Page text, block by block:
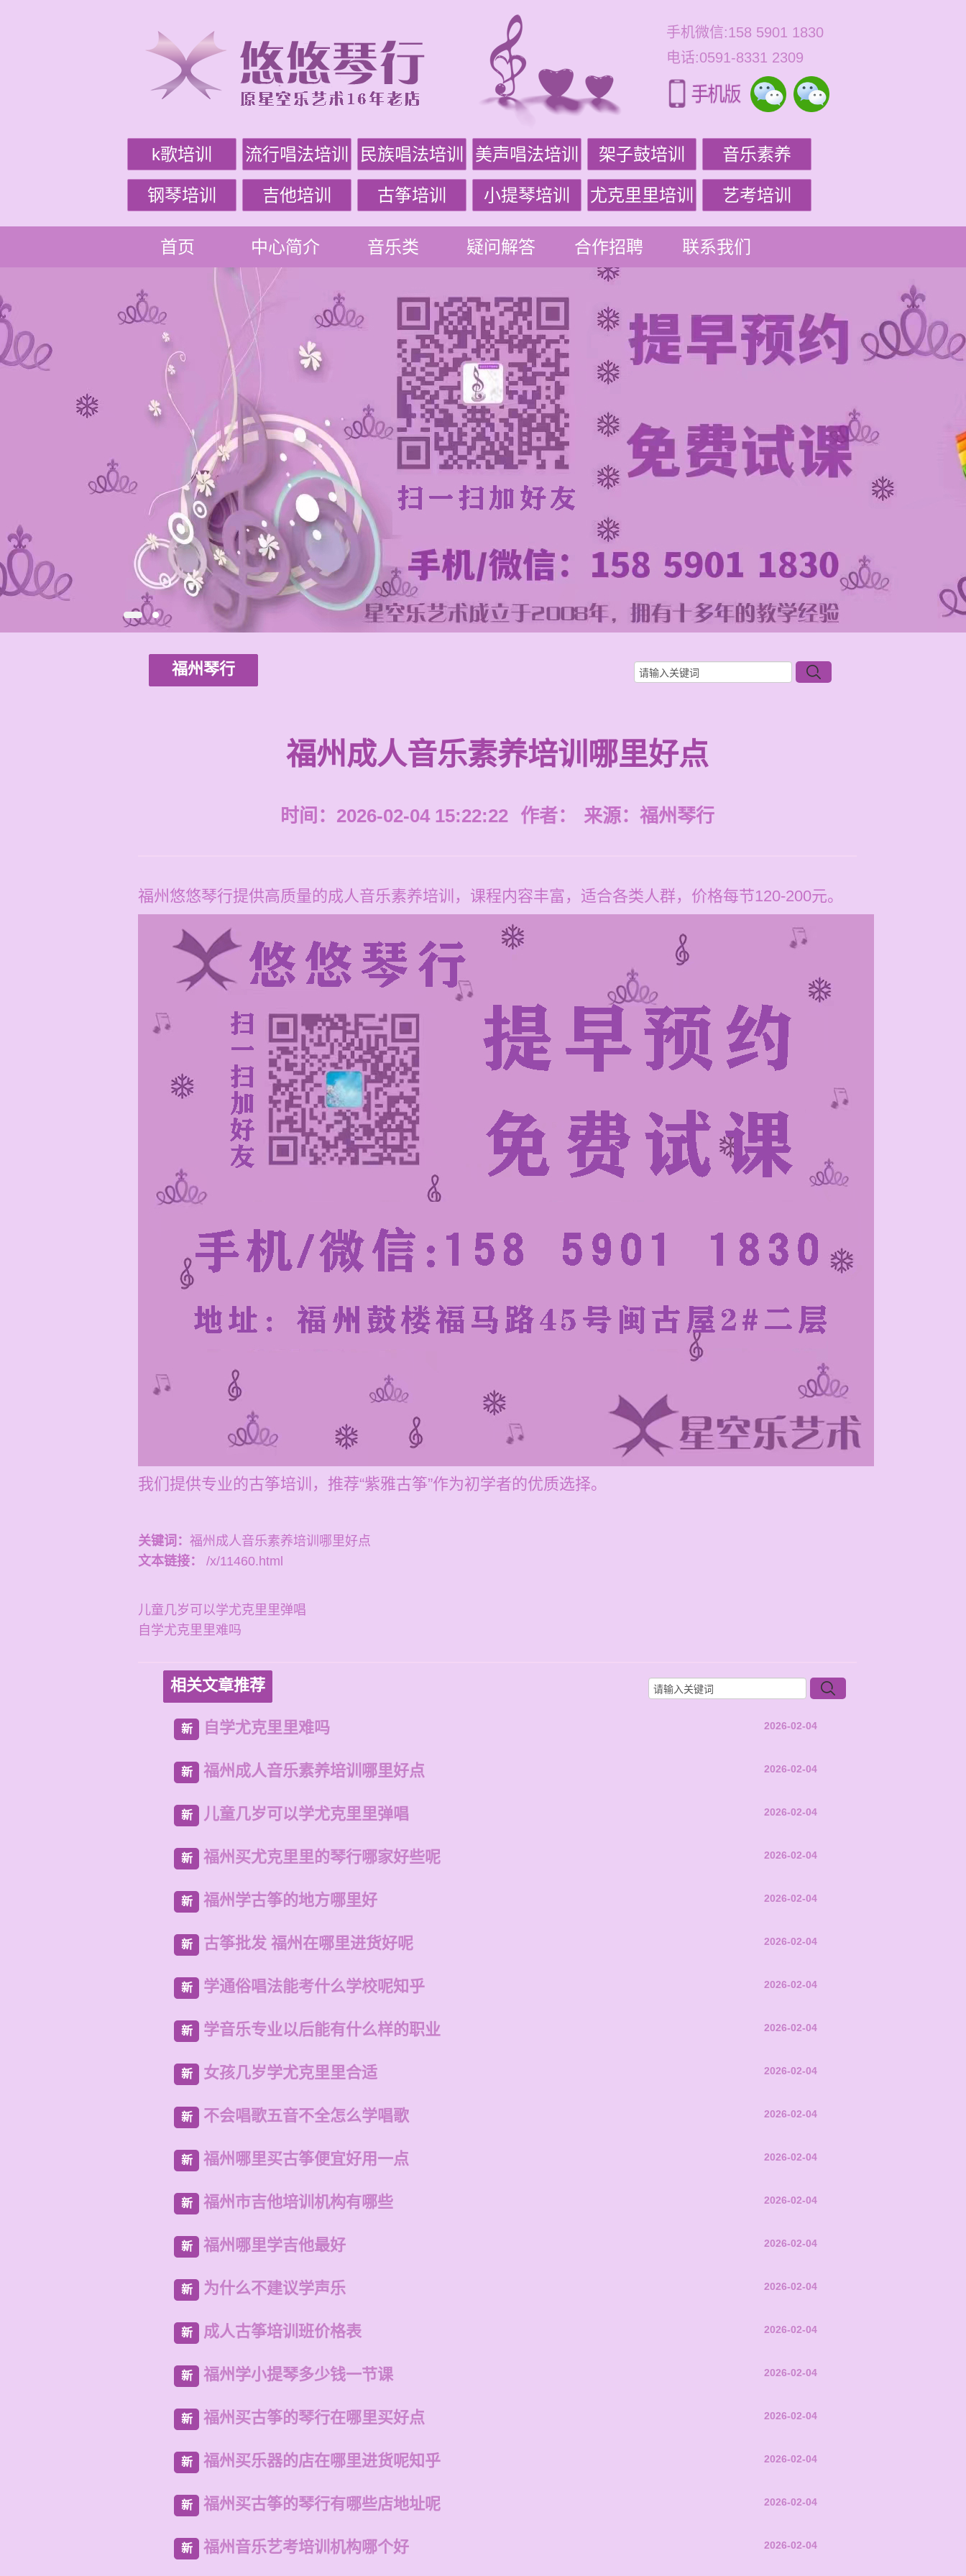
手机微信:158 5901 1830
电话:0591-8331 2309
k歌培训 流行唱法培训 民族唱法培训 美声唱法培训 架子鼓培训 音乐素养
钢琴培训 吉他培训 古筝培训 小提琴培训 尤克里里培训 艺考培训
首页 中心简介 音乐类 疑问解答 合作招聘 联系我们
福州琴行
福州成人音乐素养培训哪里好点
时间：2026-02-04 15:22:22 作者： 来源： 福州琴行
福州悠悠琴行提供高质量的成人音乐素养培训，课程内容丰富，适合各类人群，价格每节120-200元。
我们提供专业的古筝培训，推荐“紫雅古筝”作为初学者的优质选择。
关键词： 福州成人音乐素养培训哪里好点
文本链接：
/x/11460.html
儿童几岁可以学尤克里里弹唱
自学尤克里里难吗
相关文章推荐
新 自学尤克里里难吗 2026-02-04
新 福州成人音乐素养培训哪里好点 2026-02-04
新 儿童几岁可以学尤克里里弹唱 2026-02-04
新 福州买尤克里里的琴行哪家好些呢 2026-02-04
新 福州学古筝的地方哪里好 2026-02-04
新 古筝批发 福州在哪里进货好呢 2026-02-04
新 学通俗唱法能考什么学校呢知乎 2026-02-04
新 学音乐专业以后能有什么样的职业 2026-02-04
新 女孩几岁学尤克里里合适 2026-02-04
新 不会唱歌五音不全怎么学唱歌 2026-02-04
新 福州哪里买古筝便宜好用一点 2026-02-04
新 福州市吉他培训机构有哪些 2026-02-04
新 福州哪里学吉他最好 2026-02-04
新 为什么不建议学声乐 2026-02-04
新 成人古筝培训班价格表 2026-02-04
新 福州学小提琴多少钱一节课 2026-02-04
新 福州买古筝的琴行在哪里买好点 2026-02-04
新 福州买乐器的店在哪里进货呢知乎 2026-02-04
新 福州买古筝的琴行有哪些店地址呢 2026-02-04
新 福州音乐艺考培训机构哪个好 2026-02-04